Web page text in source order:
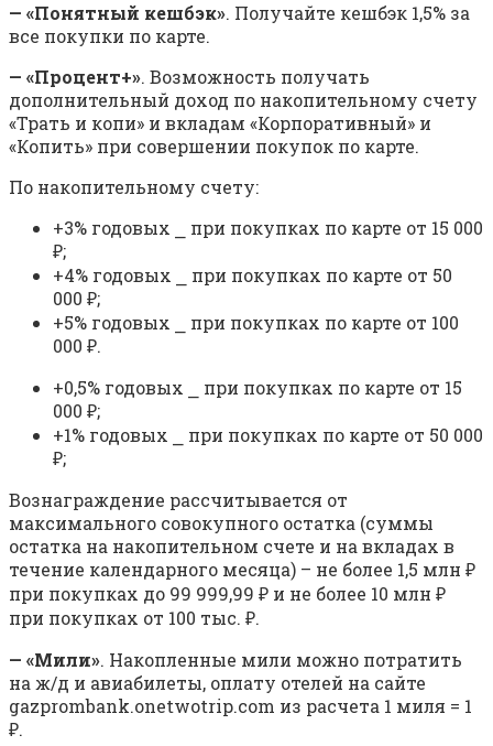
— «Понятный кешбэк». Получайте кешбэк 1,5% за
все покупки по карте.
— «Процент+». Возможность получать
дополнительный доход по накопительному счету
«Трать и копи» и вкладам «Корпоративный» и
«Копить» при совершении покупок по карте.
По накопительному счету:
+3% годовых ⎯ при покупках по карте от 15 000
₽;
+4% годовых ⎯ при покупках по карте от 50
000 ₽;
+5% годовых ⎯ при покупках по карте от 100
000 ₽.
+0,5% годовых ⎯ при покупках по карте от 15
000 ₽;
+1% годовых ⎯ при покупках по карте от 50 000
₽;
Вознаграждение рассчитывается от
максимального совокупного остатка (суммы
остатка на накопительном счете и на вкладах в
течение календарного месяца) – не более 1,5 млн ₽
при покупках до 99 999,99 ₽ и не более 10 млн ₽
при покупках от 100 тыс. ₽.
— «Мили». Накопленные мили можно потратить
на ж/д и авиабилеты, оплату отелей на сайте
gazprombank.onetwotrip.com из расчета 1 миля = 1
₽.